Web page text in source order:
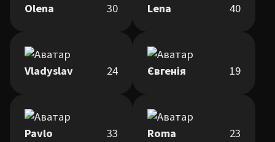
Olena 30 Lena 40
Vladyslav 24 Євгенія 19
Pavlo 33 Roma 23